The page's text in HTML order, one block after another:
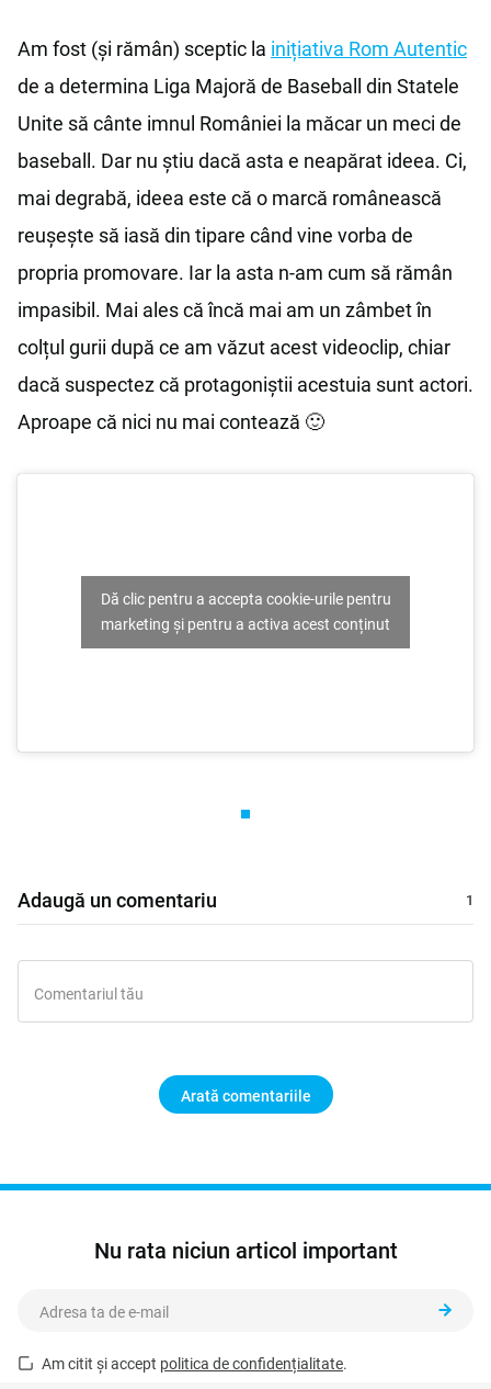
Am fost (și rămân) sceptic la inițiativa Rom Autentic
de a determina Liga Majoră de Baseball din Statele
Unite să cânte imnul României la măcar un meci de
baseball. Dar nu știu dacă asta e neapărat ideea. Ci,
mai degrabă, ideea este că o marcă românească
reușește să iasă din tipare când vine vorba de
propria promovare. Iar la asta n-am cum să rămân
impasibil. Mai ales că încă mai am un zâmbet în
colțul gurii după ce am văzut acest videoclip, chiar
dacă suspectez că protagoniștii acestuia sunt actori.
Aproape că nici nu mai contează 🙂
Dă clic pentru a accepta cookie-urile pentru
marketing și pentru a activa acest conținut
Adaugă un comentariu
Arată comentariile
Nu rata niciun articol important
Am citit și accept politica de confidențialitate.